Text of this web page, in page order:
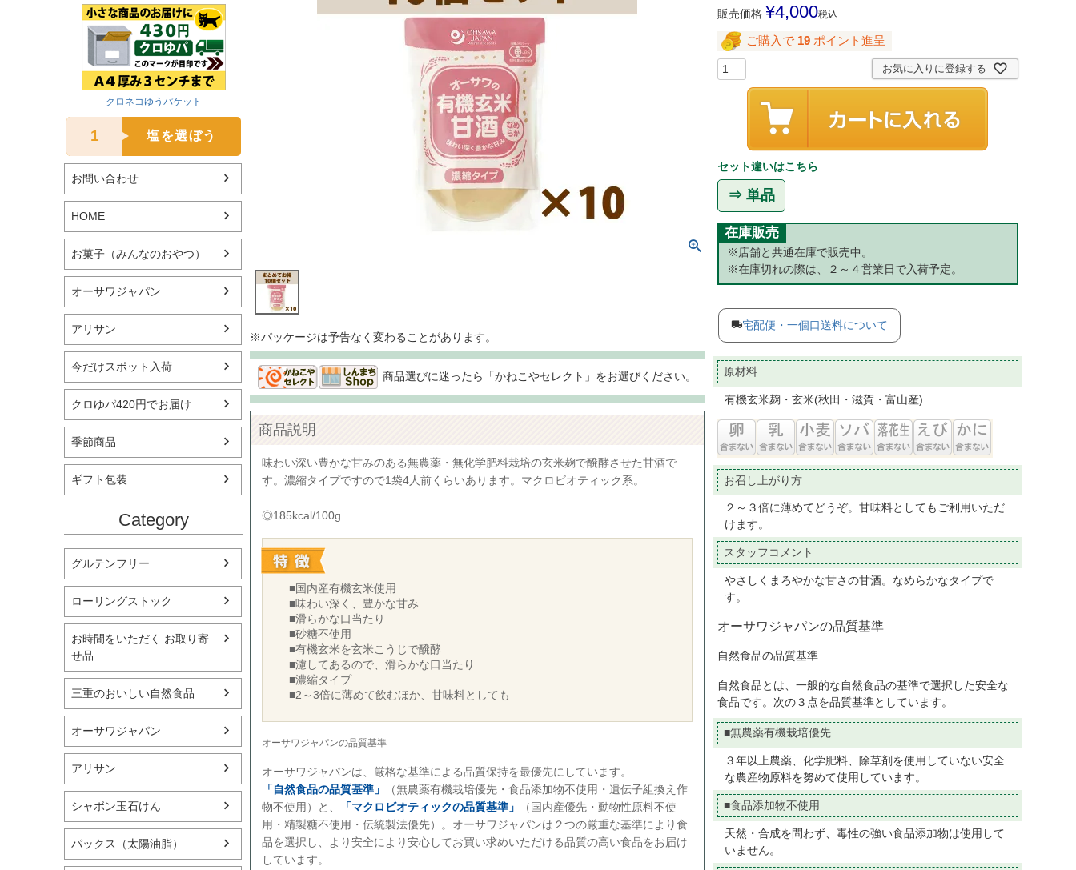
クロネコゆうパケット
1 塩を選ぼう
お問い合わせ
HOME
お菓子（みんなのおやつ）
オーサワジャパン
アリサン
今だけスポット入荷
クロゆパ420円でお届け
季節商品
ギフト包装
Category
グルテンフリー
ローリングストック
お時間をいただく お取り寄
せ品
三重のおいしい自然食品
オーサワジャパン
アリサン
シャボン玉石けん
パックス（太陽油脂）
※パッケージは予告なく変わることがあります。
商品選びに迷ったら「かねこやセレクト」をお選びください。
商品説明
味わい深い豊かな甘みのある無農薬・無化学肥料栽培の玄米麹で醗酵させた甘酒で
す。濃縮タイプですので1袋4人前くらいあります。マクロビオティック系。
◎185kcal/100g
■国内産有機玄米使用
■味わい深く、豊かな甘み
■滑らかな口当たり
■砂糖不使用
■有機玄米を玄米こうじで醗酵
■濾してあるので、滑らかな口当たり
■濃縮タイプ
■2～3倍に薄めて飲むほか、甘味料としても
オーサワジャパンの品質基準
オーサワジャパンは、厳格な基準による品質保持を最優先にしています。
「自然食品の品質基準」
（無農薬有機栽培優先・食品添加物不使用・遺伝子組換え作
物不使用）と、
「マクロビオティックの品質基準」
（国内産優先・動物性原料不使
用・精製糖不使用・伝統製法優先）。オーサワジャパンは２つの厳重な基準により食
品を選択し、より安全により安心してお買い求めいただける品質の高い食品をお届け
しています。
販売価格 ¥4,000税込
ご購入で 19 ポイント進呈
お気に入りに登録する
セット違いはこちら
⇒ 単品
在庫販売
※店舗と共通在庫で販売中。
※在庫切れの際は、２～４営業日で入荷予定。
宅配便・一個口送料について
原材料
有機玄米麹・玄米(秋田・滋賀・富山産)
お召し上がり方
２～３倍に薄めてどうぞ。甘味料としてもご利用いただ
けます。
スタッフコメント
やさしくまろやかな甘さの甘酒。なめらかなタイプで
す。
オーサワジャパンの品質基準
自然食品の品質基準
自然食品とは、一般的な自然食品の基準で選択した安全な
食品です。次の３点を品質基準としています。
■無農薬有機栽培優先
３年以上農薬、化学肥料、除草剤を使用していない安全
な農産物原料を努めて使用しています。
■食品添加物不使用
天然・合成を問わず、毒性の強い食品添加物は使用して
いません。